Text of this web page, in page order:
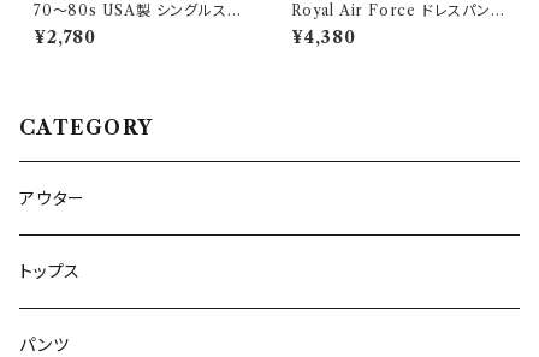
70〜80s USA製 シングルステ
ッチT ヴィンテージTシャツ
¥2,780
Royal Air Force ドレスパンツ
イギリス軍 スラックス ミリタリ
ーパンツ 8
¥4,380
CATEGORY
アウター
トップス
パンツ